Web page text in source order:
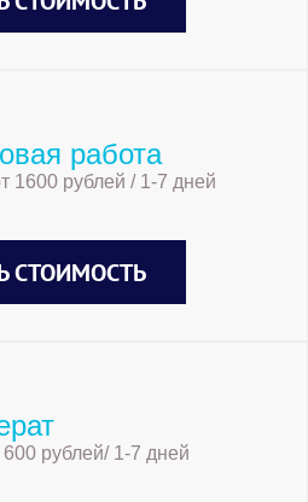
работа
1600 рублей / 1-7 дней
СТОИМОСТЬ
600 рублей/ 1-7 дней